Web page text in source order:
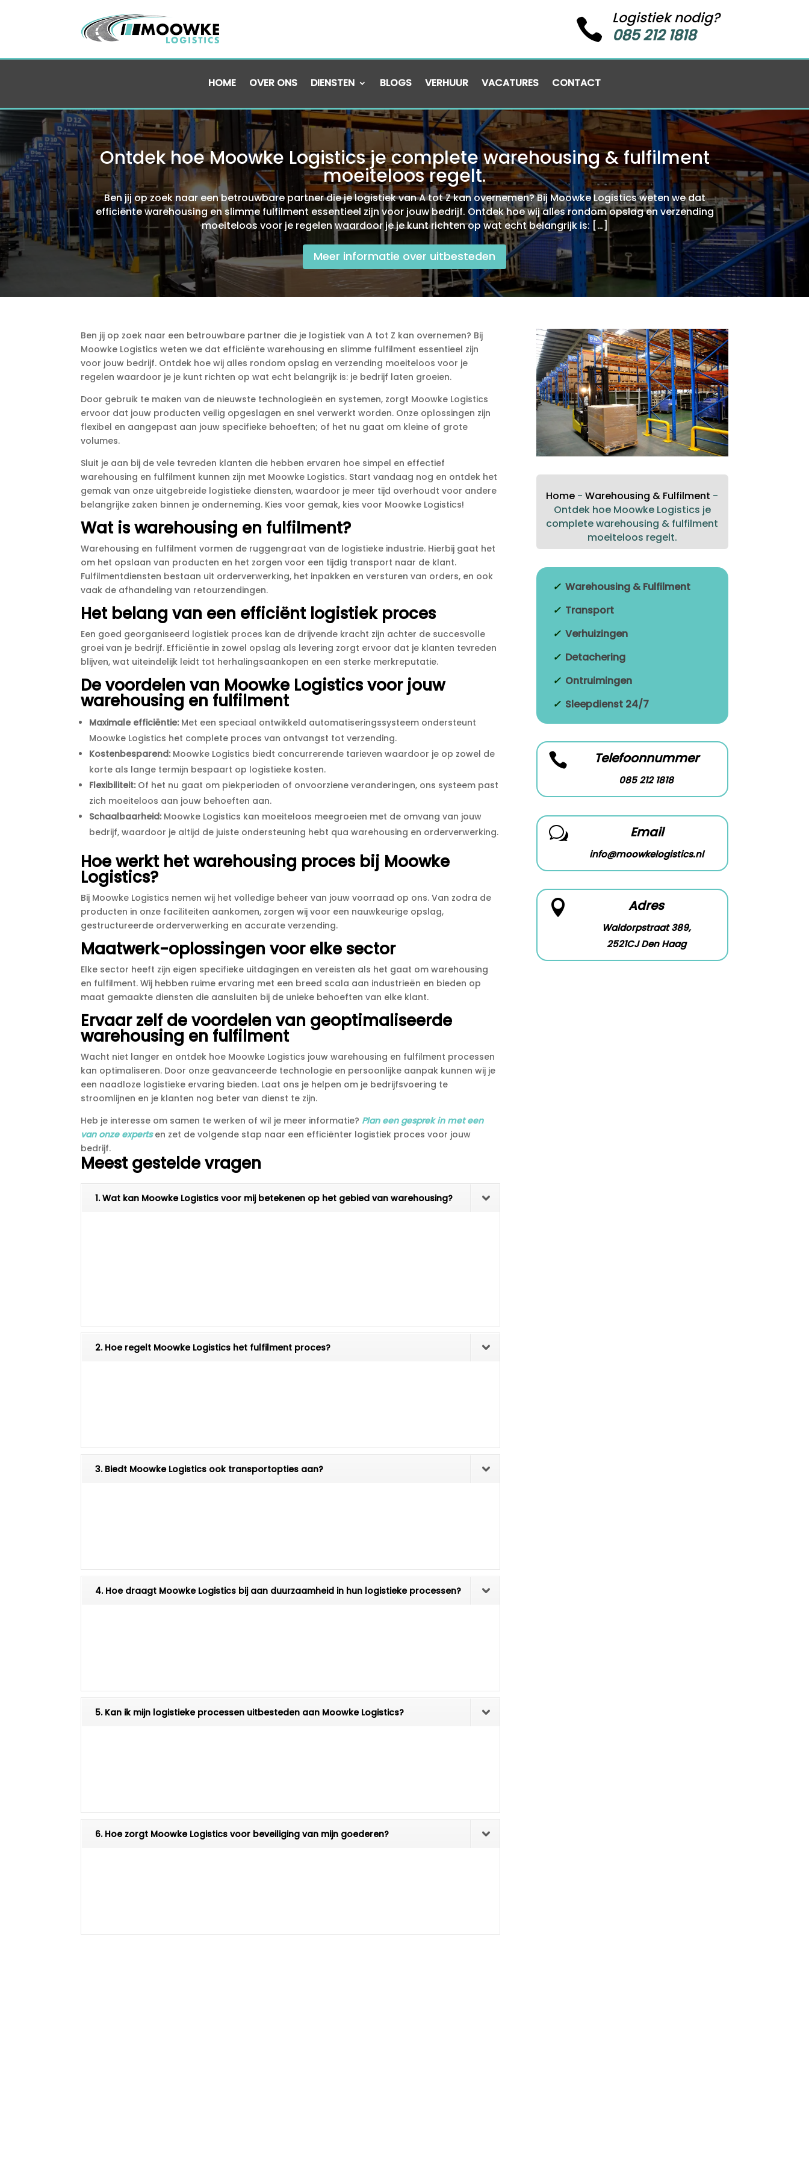
 Logistiek nodig?
085 212 1818
HOME OVER ONS DIENSTEN BLOGS VERHUUR VACATURES CONTACT
Ontdek hoe Moowke Logistics je complete warehousing & fulfilment
moeiteloos regelt.​
Ben jij op zoek naar een betrouwbare partner die je logistiek van A tot Z kan overnemen? Bij Moowke Logistics weten we dat
efficiënte warehousing en slimme fulfilment essentieel zijn voor jouw bedrijf.​ Ontdek hoe wij alles rondom opslag en verzending
moeiteloos voor je regelen waardoor je je kunt richten op wat echt belangrijk is: […]
Meer informatie over uitbesteden
Ben jij op zoek naar een betrouwbare partner die je logistiek van A tot Z kan overnemen? Bij
Moowke Logistics weten we dat efficiënte warehousing en slimme fulfilment essentieel zijn
voor jouw bedrijf.​ Ontdek hoe wij alles rondom opslag en verzending moeiteloos voor je
regelen waardoor je je kunt richten op wat echt belangrijk is: je bedrijf laten groeien.​
Door gebruik te maken van de nieuwste technologieën en systemen, zorgt Moowke Logistics
ervoor dat jouw producten veilig opgeslagen en snel verwerkt worden.​ Onze oplossingen zijn
flexibel en aangepast aan jouw specifieke behoeften; of het nu gaat om kleine of grote
volumes.​
Sluit je aan bij de vele tevreden klanten die hebben ervaren hoe simpel en effectief
warehousing en fulfilment kunnen zijn met Moowke Logistics.​ Start vandaag nog en ontdek het
gemak van onze uitgebreide logistieke diensten, waardoor je meer tijd overhoudt voor andere
belangrijke zaken binnen je onderneming.​ Kies voor gemak, kies voor Moowke Logistics!
Wat is warehousing en fulfilment?
Warehousing en fulfilment vormen de ruggengraat van de logistieke industrie.​ Hierbij gaat het
om het opslaan van producten en het zorgen voor een tijdig transport naar de klant.​
Fulfilmentdiensten bestaan uit orderverwerking, het inpakken en versturen van orders, en ook
vaak de afhandeling van retourzendingen.​
Het belang van een efficiënt logistiek proces
Een goed georganiseerd logistiek proces kan de drijvende kracht zijn achter de succesvolle
groei van je bedrijf.​ Efficiëntie in zowel opslag als levering zorgt ervoor dat je klanten tevreden
blijven, wat uiteindelijk leidt tot herhalingsaankopen en een sterke merkreputatie.​
De voordelen van Moowke Logistics voor jouw
warehousing en fulfilment
Maximale efficiëntie: Met een speciaal ontwikkeld automatiseringssysteem ondersteunt
Moowke Logistics het complete proces van ontvangst tot verzending.​
Kostenbesparend: Moowke Logistics biedt concurrerende tarieven waardoor je op zowel de
korte als lange termijn bespaart op logistieke kosten.​
Flexibiliteit: Of het nu gaat om piekperioden of onvoorziene veranderingen, ons systeem past
zich moeiteloos aan jouw behoeften aan.​
Schaalbaarheid: Moowke Logistics kan moeiteloos meegroeien met de omvang van jouw
bedrijf, waardoor je altijd de juiste ondersteuning hebt qua warehousing en orderverwerking.​
Hoe werkt het warehousing proces bij Moowke
Logistics?
Bij Moowke Logistics nemen wij het volledige beheer van jouw voorraad op ons.​ Van zodra de
producten in onze faciliteiten aankomen, zorgen wij voor een nauwkeurige opslag,
gestructureerde orderverwerking en accurate verzending.​
Maatwerk-oplossingen voor elke sector
Elke sector heeft zijn eigen specifieke uitdagingen en vereisten als het gaat om warehousing
en fulfilment.​ Wij hebben ruime ervaring met een breed scala aan industrieën en bieden op
maat gemaakte diensten die aansluiten bij de unieke behoeften van elke klant.​
Ervaar zelf de voordelen van geoptimaliseerde
warehousing en fulfilment
Wacht niet langer en ontdek hoe Moowke Logistics jouw warehousing en fulfilment processen
kan optimaliseren.​ Door onze geavanceerde technologie en persoonlijke aanpak kunnen wij je
een naadloze logistieke ervaring bieden.​ Laat ons je helpen om je bedrijfsvoering te
stroomlijnen en je klanten nog beter van dienst te zijn.​
Heb je interesse om samen te werken of wil je meer informatie? Plan een gesprek in met een
van onze expertsen zet de volgende stap naar een efficiënter logistiek proces voor jouw
bedrijf.​
Meest gestelde vragen
1. Wat kan Moowke Logistics voor mij betekenen op het gebied van warehousing?
2. Hoe regelt Moowke Logistics het fulfilment proces?
3. Biedt Moowke Logistics ook transportopties aan?
4. Hoe draagt Moowke Logistics bij aan duurzaamheid in hun logistieke processen?
5. Kan ik mijn logistieke processen uitbesteden aan Moowke Logistics?
6. Hoe zorgt Moowke Logistics voor beveiliging van mijn goederen?
Home -Warehousing & Fulfilment -
Ontdek hoe Moowke Logistics je
complete warehousing & fulfilment
moeiteloos regelt.​
✓ Warehousing & Fulfilment
✓ Transport
✓ Verhuizingen
✓ Detachering
✓ Ontruimingen
✓ Sleepdienst 24/7
 Telefoonnummer
085 212 1818
w Email
info@moowkelogistics.nl
 Adres
Waldorpstraat 389,
2521CJ Den Haag